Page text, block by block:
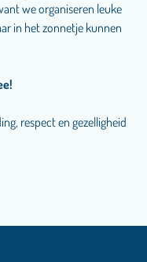
we organiseren leuke
in het zonnetje kunnen
respect en gezelligheid